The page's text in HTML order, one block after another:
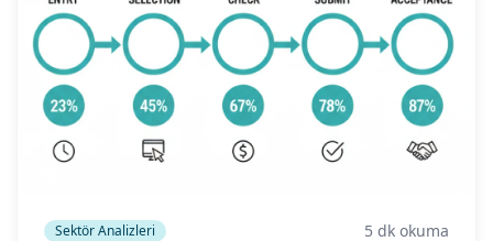
Sektör Analizleri 5 dk okuma